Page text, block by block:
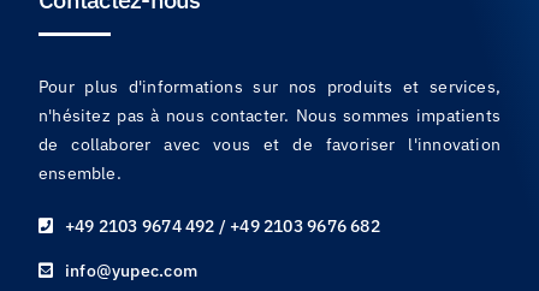
Pour plus d'informations sur nos produits et services,
n'hésitez pas à nous contacter. Nous sommes impatients
de collaborer avec vous et de favoriser l'innovation
ensemble.
+49 2103 9674 492 / +49 2103 9676 682
info@yupec.com